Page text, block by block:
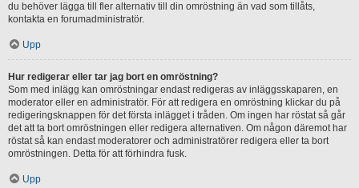
du behöver lägga till fler alternativ till din omröstning än vad som tillåts,
kontakta en forumadministratör.
Upp
Hur redigerar eller tar jag bort en omröstning?
Som med inlägg kan omröstningar endast redigeras av inläggsskaparen, en
moderator eller en administratör. För att redigera en omröstning klickar du på
redigeringsknappen för det första inlägget i tråden. Om ingen har röstat så går
det att ta bort omröstningen eller redigera alternativen. Om någon däremot har
röstat så kan endast moderatorer och administratörer redigera eller ta bort
omröstningen. Detta för att förhindra fusk.
Upp